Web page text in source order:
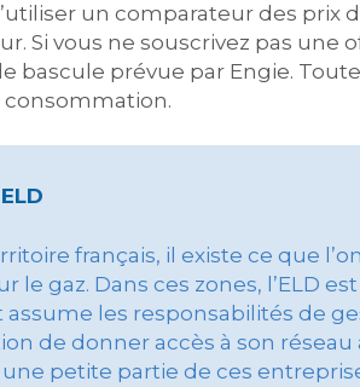
un comparateur des
Si vous ne souscrivez pas une
bascule prévue par Engie.
consommation.
français, il existe ce que
le gaz. Dans ces zones, l’ELD
assume les responsabilités de
de donner accès à son
une petite partie de ces